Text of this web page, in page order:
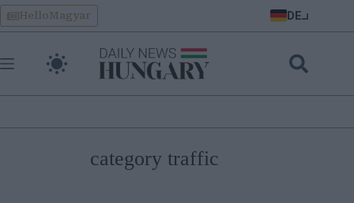
Skip
to
content
HelloMagyar DE
category traffic